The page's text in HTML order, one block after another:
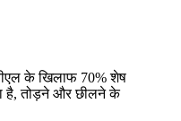
बीएल के खिलाफ 70% शेष
है, तोड़ने और छीलने के